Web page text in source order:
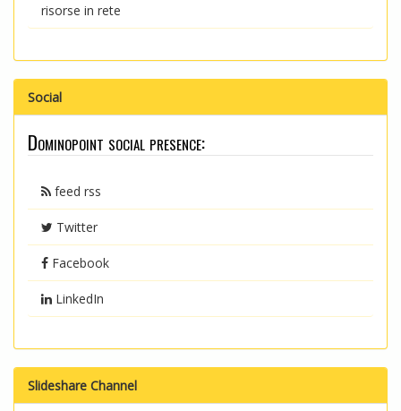
risorse in rete
Social
Dominopoint social presence:
feed rss
Twitter
Facebook
LinkedIn
Slideshare Channel